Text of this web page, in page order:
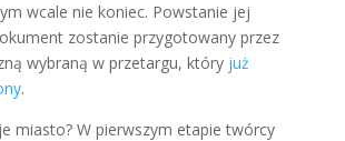
wcale nie koniec. Powstanie jej
zostanie przygotowany przez
wybraną w przetargu, który już
.
miasto? W pierwszym etapie twórcy